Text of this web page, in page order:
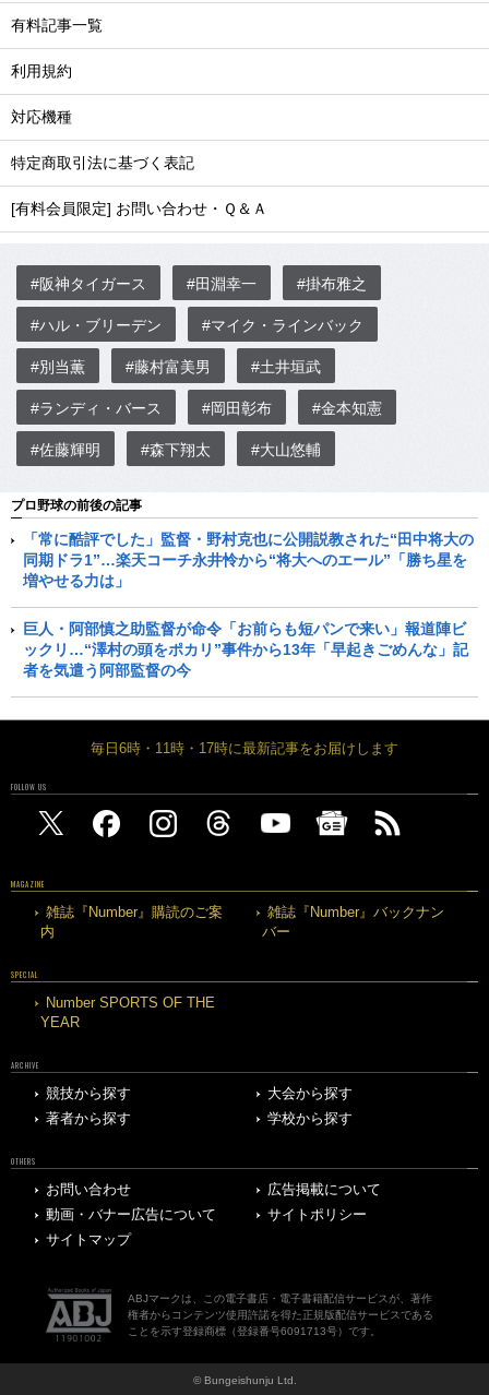
有料記事一覧
利用規約
対応機種
特定商取引法に基づく表記
[有料会員限定] お問い合わせ・Ｑ＆Ａ
#阪神タイガース #田淵幸一 #掛布雅之
#ハル・ブリーデン #マイク・ラインバック
#別当薫 #藤村富美男 #土井垣武
#ランディ・バース #岡田彰布 #金本知憲
#佐藤輝明 #森下翔太 #大山悠輔
プロ野球の前後の記事
「常に酷評でした」監督・野村克也に公開説教された“田中将大の
同期ドラ1”…楽天コーチ永井怜から“将大へのエール”「勝ち星を
増やせる力は」
巨人・阿部慎之助監督が命令「お前らも短パンで来い」報道陣ビ
ックリ…“澤村の頭をポカリ”事件から13年「早起きごめんな」記
者を気遣う阿部監督の今
毎日6時・11時・17時に最新記事をお届けします
FOLLOW US
MAGAZINE
雑誌『Number』購読のご案
内
雑誌『Number』バックナン
バー
SPECIAL
Number SPORTS OF THE
YEAR
ARCHIVE
競技から探す
大会から探す
著者から探す
学校から探す
OTHERS
お問い合わせ
広告掲載について
動画・バナー広告について
サイトポリシー
サイトマップ
ABJマークは、この電子書店・電子書籍配信サービスが、著作
権者からコンテンツ使用許諾を得た正規版配信サービスである
ことを示す登録商標（登録番号6091713号）です。
© Bungeishunju Ltd.